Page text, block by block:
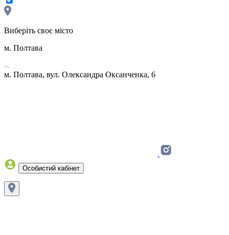
Виберіть своє місто
м. Полтава
м. Полтава, вул. Олександра Оксанченка, 6
Особистий кабінет